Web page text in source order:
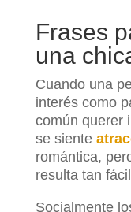
Frases
una
Cuando una
interés como
común querer
se siente
romántica,
resulta tan
Socialmente